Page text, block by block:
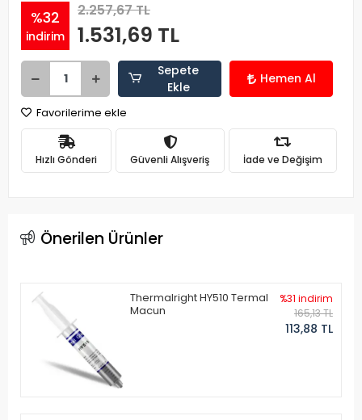
%32
indirim
2.257,67 TL
1.531,69 TL
Sepete
Ekle
Hemen Al
Favorilerime ekle
Hızlı Gönderi Güvenli Alışveriş İade ve Değişim
Önerilen Ürünler
Thermalright HY510 Termal
Macun
%31 indirim
165,13 TL
113,88 TL